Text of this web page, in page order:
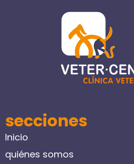
secciones
Inicio
quiénes somos